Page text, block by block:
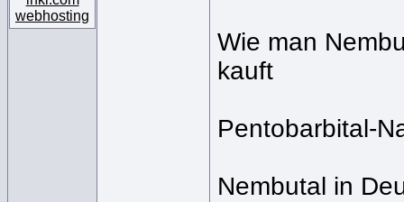
Wie man
kauft
Pentobarbital-
Nembutal in